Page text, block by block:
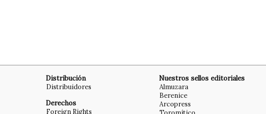
Distribución
Distribuidores
Derechos
Foreign Rights
Nuestros sellos editoriales
Almuzara
Berenice
Arcopress